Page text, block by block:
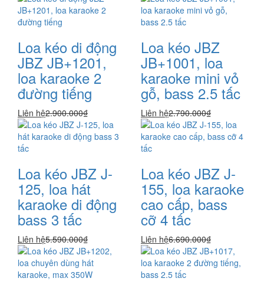
Loa kéo di động
JBZ JB+1201,
loa karaoke 2
đường tiếng
Liên hệ2.900.000₫
Loa kéo JBZ
JB+1001, loa
karaoke mini vỏ
gỗ, bass 2.5 tấc
Liên hệ2.790.000₫
Loa kéo JBZ J-
125, loa hát
karaoke di động
bass 3 tấc
Liên hệ5.590.000₫
Loa kéo JBZ J-
155, loa karaoke
cao cấp, bass
cỡ 4 tấc
Liên hệ6.690.000₫